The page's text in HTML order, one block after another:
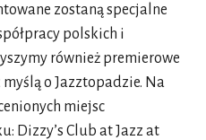
zostaną specjalne
polskich i
również premierowe
o Jazztopadzie. Na
miejsc
Dizzy’s Club at Jazz at